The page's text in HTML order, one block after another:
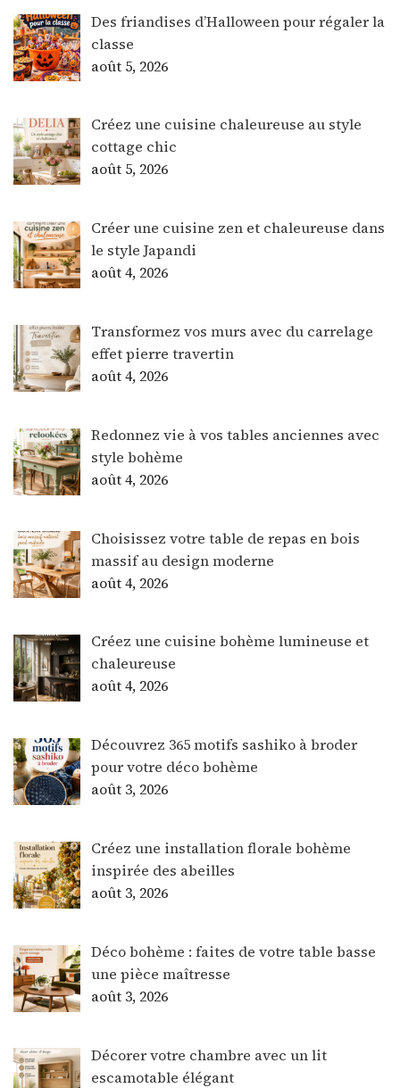
Des friandises d’Halloween pour régaler la
classe
août 5, 2026
Créez une cuisine chaleureuse au style
cottage chic
août 5, 2026
Créer une cuisine zen et chaleureuse dans
le style Japandi
août 4, 2026
Transformez vos murs avec du carrelage
effet pierre travertin
août 4, 2026
Redonnez vie à vos tables anciennes avec
style bohème
août 4, 2026
Choisissez votre table de repas en bois
massif au design moderne
août 4, 2026
Créez une cuisine bohème lumineuse et
chaleureuse
août 4, 2026
Découvrez 365 motifs sashiko à broder
pour votre déco bohème
août 3, 2026
Créez une installation florale bohème
inspirée des abeilles
août 3, 2026
Déco bohème : faites de votre table basse
une pièce maîtresse
août 3, 2026
Décorer votre chambre avec un lit
escamotable élégant